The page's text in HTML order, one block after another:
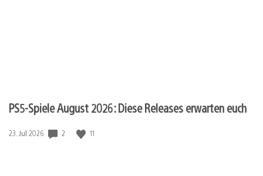
PS5-Spiele August 2026: Diese Releases erwarten euch
Veröffentlichungsdatum:
23. Jul 2026 2 11